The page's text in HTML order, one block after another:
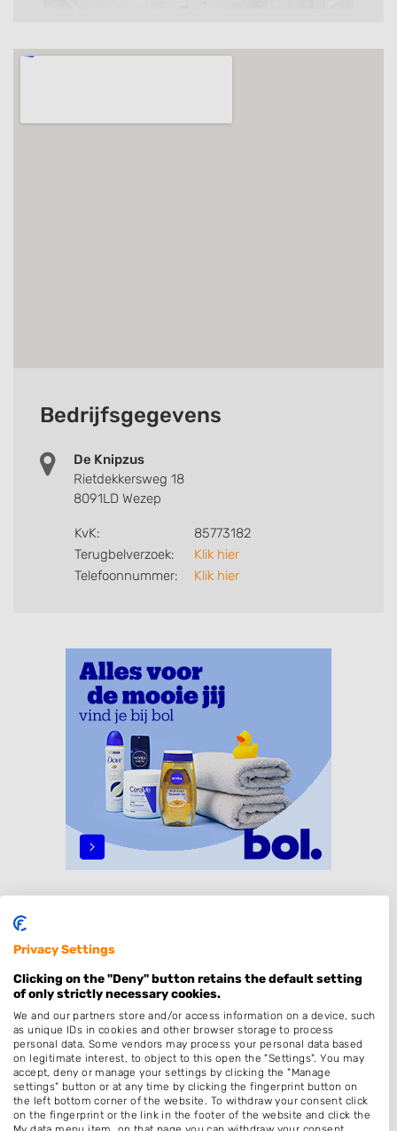
Bedrijfsgegevens
De Knipzus
Rietdekkersweg 18
8091LD Wezep
KvK:
85773182
Terugbelverzoek:
Klik hier
Telefoonnummer:
Klik hier
Dames
Heren
Kinderkapper
Thuiskapper
Barber
Zonder Afspraak
Kleuren
Privacy Settings
Clicking on the "Deny" button retains the default setting
of only strictly necessary cookies.
We and our partners store and/or access information on a device, such
as unique IDs in cookies and other browser storage to process
personal data. Some vendors may process your personal data based
on legitimate interest, to object to this open the "Settings". You may
accept, deny or manage your settings by clicking the "Manage
settings" button or at any time by clicking the fingerprint button on
the left bottom corner of the website. To withdraw your consent click
on the fingerprint or the link in the footer of the website and click the